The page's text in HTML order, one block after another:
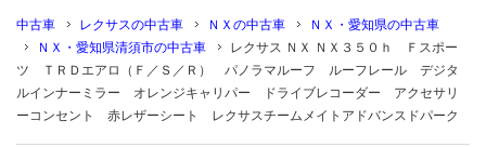
中古車 レクサスの中古車 ＮＸの中古車
ＮＸ・愛知県の中古車
ＮＸ・愛知県清須市の中古車
レクサス ＮＸ ＮＸ３５０ｈ Ｆスポー
ツ ＴＲＤエアロ（Ｆ／Ｓ／Ｒ） パノラマルーフ ルーフレール デジタ
ルインナーミラー オレンジキャリパー ドライブレコーダー アクセサリ
ーコンセント 赤レザーシート レクサスチームメイトアドバンスドパーク